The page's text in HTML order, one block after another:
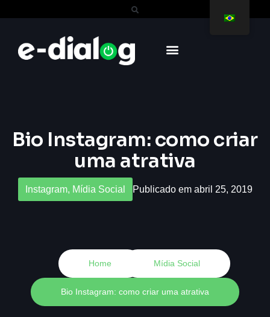
Bio Instagram: como criar
uma atrativa
Instagram, Mídia Social Publicado em abril 25, 2019
Home Mídia Social
Bio Instagram: como criar uma atrativa